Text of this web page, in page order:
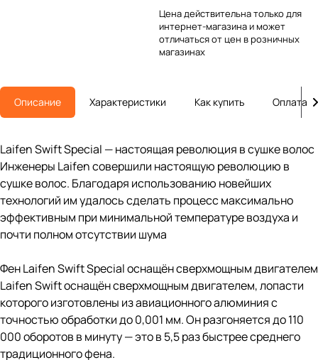
Цена действительна только для
интернет-магазина и может
отличаться от цен в розничных
магазинах
Описание Характеристики Как купить Оплата
Laifen Swift Special — настоящая революция в сушке волос
Инженеры Laifen совершили настоящую революцию в
сушке волос. Благодаря использованию новейших
технологий им удалось сделать процесс максимально
эффективным при минимальной температуре воздуха и
почти полном отсутствии шума
Фен Laifen Swift Special оснащён сверхмощным двигателем
Laifen Swift оснащён сверхмощным двигателем, лопасти
которого изготовлены из авиационного алюминия с
точностью обработки до 0,001 мм. Он разгоняется до 110
000 оборотов в минуту — это в 5,5 раз быстрее среднего
традиционного фена.